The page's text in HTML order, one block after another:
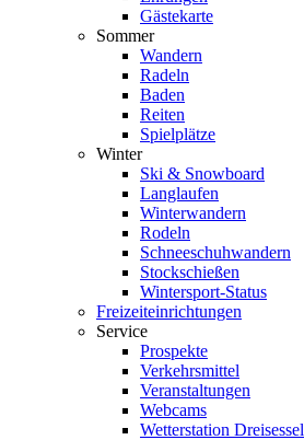
Gästekarte
Sommer
Wandern
Radeln
Baden
Reiten
Spielplätze
Winter
Ski & Snowboard
Langlaufen
Winterwandern
Rodeln
Schneeschuhwandern
Stockschießen
Wintersport-Status
Freizeit­einrichtungen
Service
Prospekte
Verkehrsmittel
Veranstaltungen
Webcams
Wetterstation Dreisessel